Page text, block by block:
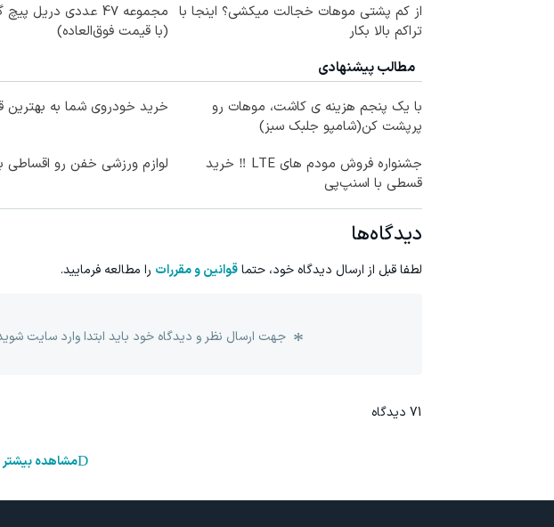
از کم پشتی موهات خجالت میکشی؟ اینجا با
تراکم بالا بکار
مجموعه 47 عددی
(با قیمت فوق‌العاده)
مطالب پیشنهادی
با یک پنجم هزینه ی کاشت، موهات رو
پرپشت کن(شامپو جلبک سبز)
خرید خودروی شما به بهترین
جشنواره فروش مودم های LTE ‼️ خرید
قسطی با اسنپ‌پی
لوازم ورزشی خفن رو اقساطی
دیدگاه‌ها
لطفا قبل از ارسال دیدگاه خود، حتماقوانین و مقررات را مطالعه فرمایید.
جهت ارسال نظر و دیدگاه خود باید ابتدا وارد سایت
71 دیدگاه
مشاهده بیشتر